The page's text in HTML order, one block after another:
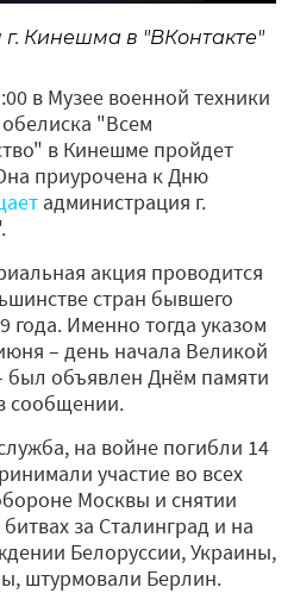
Кинешма в "ВКонтакте"
в Музее военной техники
"Всем
в Кинешме пройдет
приурочена к Дню
администрация г.
акция проводится
стран бывшего
года. Именно тогда указом
– день начала Великой
был объявлен Днём памяти
сообщении.
на войне погибли 14
участие во всех
Москвы и снятии
за Сталинград и на
Белоруссии, Украины,
штурмовали Берлин.